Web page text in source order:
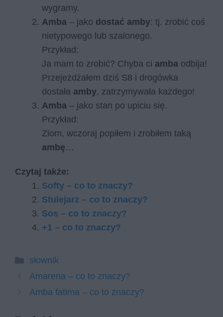
wygramy.
Amba – jako dostać amby: tj. zrobić coś
nietypowego lub szalonego.
Przykład:
Ja mam to zrobić? Chyba ci amba odbija!
Przejeżdżałem dziś S8 i drogówka
dostała amby, zatrzymywała każdego!
Amba – jako stan po upiciu się.
Przykład:
Ziom, wczoraj popiłem i zrobiłem taką
ambę…
Czytaj także:
Softy – co to znaczy?
Stulejarz – co to znaczy?
Sos – co to znaczy?
+1 – co to znaczy?
Kategorie
słownik
Amarena – co to znaczy?
Amba fatima – co to znaczy?